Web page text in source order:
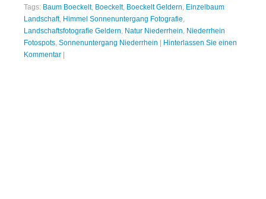
Tags: Baum Boeckelt, Boeckelt, Boeckelt Geldern, Einzelbaum
Landschaft, Himmel Sonnenuntergang Fotografie,
Landschaftsfotografie Geldern, Natur Niederrhein, Niederrhein
Fotospots, Sonnenuntergang Niederrhein
Hinterlassen Sie einen
Kommentar